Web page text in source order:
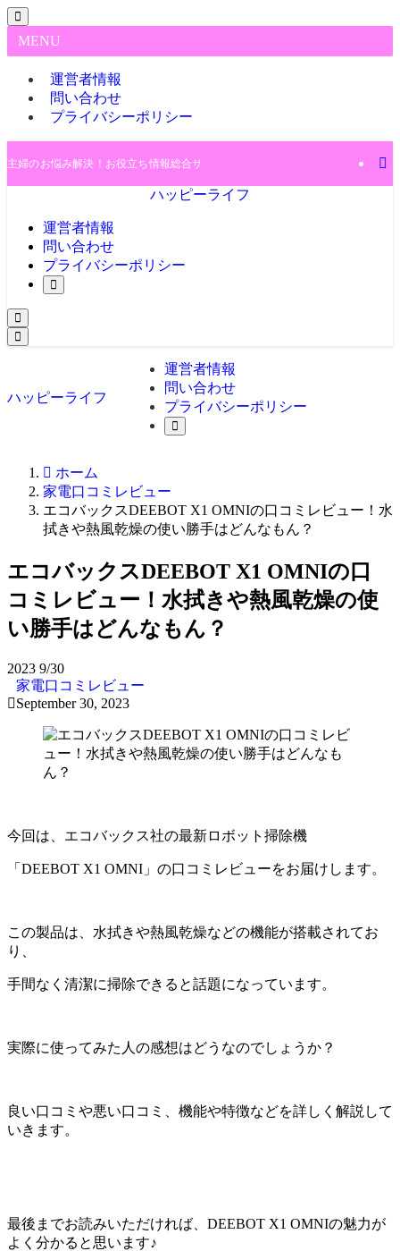
MENU
運営者情報
問い合わせ
プライバシーポリシー
主婦のお悩み解決！お役立ち情報総合サイト♪
ハッピーライフ
運営者情報
問い合わせ
プライバシーポリシー
ハッピーライフ
運営者情報
問い合わせ
プライバシーポリシー
ホーム
家電口コミレビュー
エコバックスDEEBOT X1 OMNIの口コミレビュー！水
拭きや熱風乾燥の使い勝手はどんなもん？
エコバックスDEEBOT X1 OMNIの口
コミレビュー！水拭きや熱風乾燥の使
い勝手はどんなもん？
2023 9/30
家電口コミレビュー
September 30, 2023
今回は、エコバックス社の最新ロボット掃除機
「DEEBOT X1 OMNI」の口コミレビューをお届けします。
この製品は、水拭きや熱風乾燥などの機能が搭載されてお
り、
手間なく清潔に掃除できると話題になっています。
実際に使ってみた人の感想はどうなのでしょうか？
良い口コミや悪い口コミ、機能や特徴などを詳しく解説して
いきます。
最後までお読みいただければ、DEEBOT X1 OMNIの魅力が
よく分かると思います♪